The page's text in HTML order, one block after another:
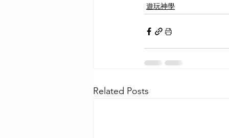
遊玩神學
Related Posts